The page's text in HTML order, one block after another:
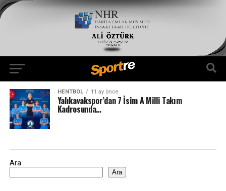
HENTBOL 11 ay önce
Yalıkavakspor’dan 7 İsim A Milli Takım
Kadrosunda…
Ara
Ara